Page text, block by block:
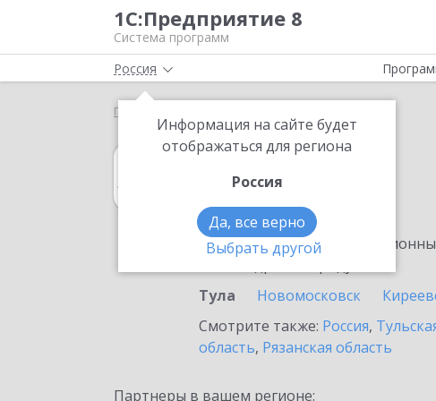
1С:Предприятие 8
Система программ
Россия
Информация на сайте будет
отображаться для региона
Россия
Да, все верно
Выбрать другой
Главная
1С:Архив
в Туле
Ознакомьтесь с
Тула
Новомосковск
Смотрите также: Россия,
область, Рязанская область
Партнеры в вашем регионе: